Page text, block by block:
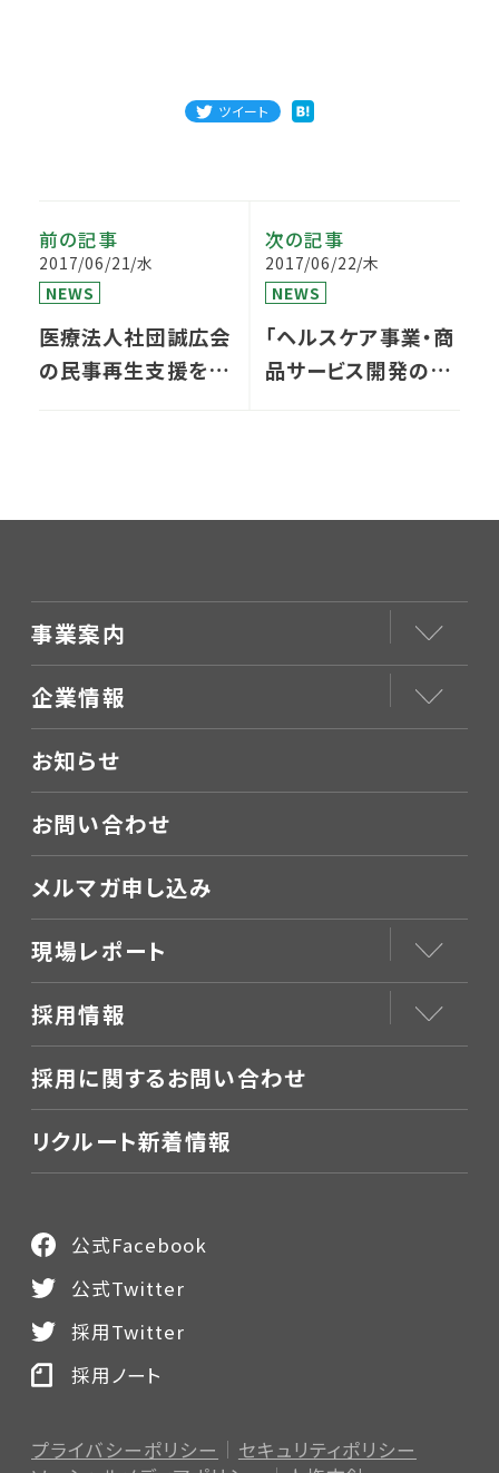
ツイート
前の記事
2017/06/21/水
NEWS
医療法人社団誠広会
の民事再生支援を行
次の記事
2017/06/22/木
NEWS
「ヘルスケア事業・商
品サービス開発の新
事業案内
企業情報
お知らせ
お問い合わせ
メルマガ申し込み
現場レポート
採用情報
採用に関するお問い合わせ
リクルート新着情報
プライバシーポリシー
セキュリティポリシー
公式Facebook
公式Twitter
採用Twitter
採用ノート